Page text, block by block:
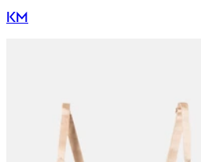
KM